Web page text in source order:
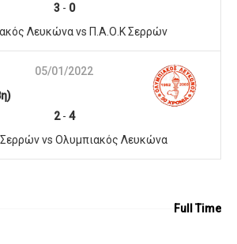
3- 0
Λευκώνα vs Π.Α.Ο.Κ Σερρών
05/01/2022
2- 4
vs Ολυμπιακός Λευκώνα
Full Time